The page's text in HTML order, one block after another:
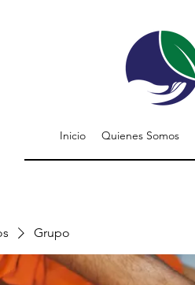
Inicio Quienes Somos
Grupo